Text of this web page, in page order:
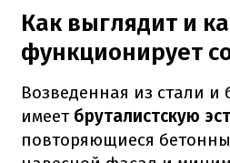
Как выглядит и
функционирует
Возведенная из стали и
имеетбруталистскую
повторяющиеся